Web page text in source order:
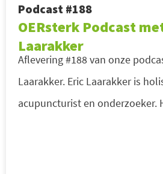
Podcast #188
OERsterk Podcast
Laarakker
Aflevering #188 van onze
Laarakker. Eric Laarakker is
acupuncturist en onderzoeker.